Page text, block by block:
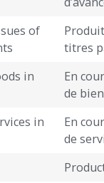
of
titres
in
En
de
in
En
de